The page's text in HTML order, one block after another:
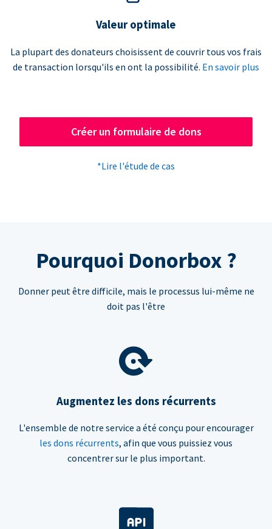
Valeur optimale
La plupart des donateurs choisissent de couvrir tous vos frais
de transaction lorsqu'ils en ont la possibilité. En savoir plus
Créer un formulaire de dons
*Lire l'étude de cas
Pourquoi Donorbox ?
Donner peut être difficile, mais le processus lui-même ne
doit pas l'être
Augmentez les dons récurrents
L'ensemble de notre service a été conçu pour encourager
les dons récurrents, afin que vous puissiez vous
concentrer sur le plus important.